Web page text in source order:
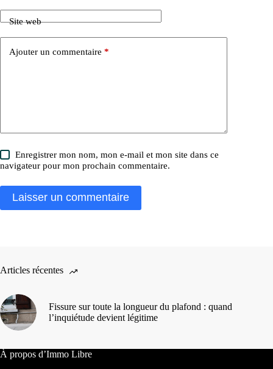
Site web
Ajouter un commentaire *
Enregistrer mon nom, mon e-mail et mon site dans ce
navigateur pour mon prochain commentaire.
Laisser un commentaire
Articles récentes
Fissure sur toute la longueur du plafond : quand
l’inquiétude devient légitime
À propos d’Immo Libre